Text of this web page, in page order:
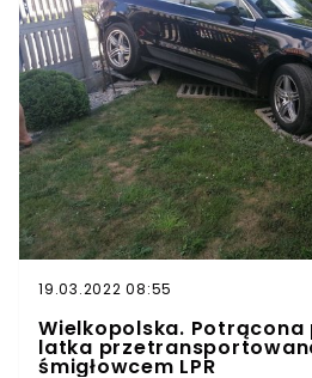
19.03.2022 08:55
Wielkopolska.
latka
śmigłowcem LPR